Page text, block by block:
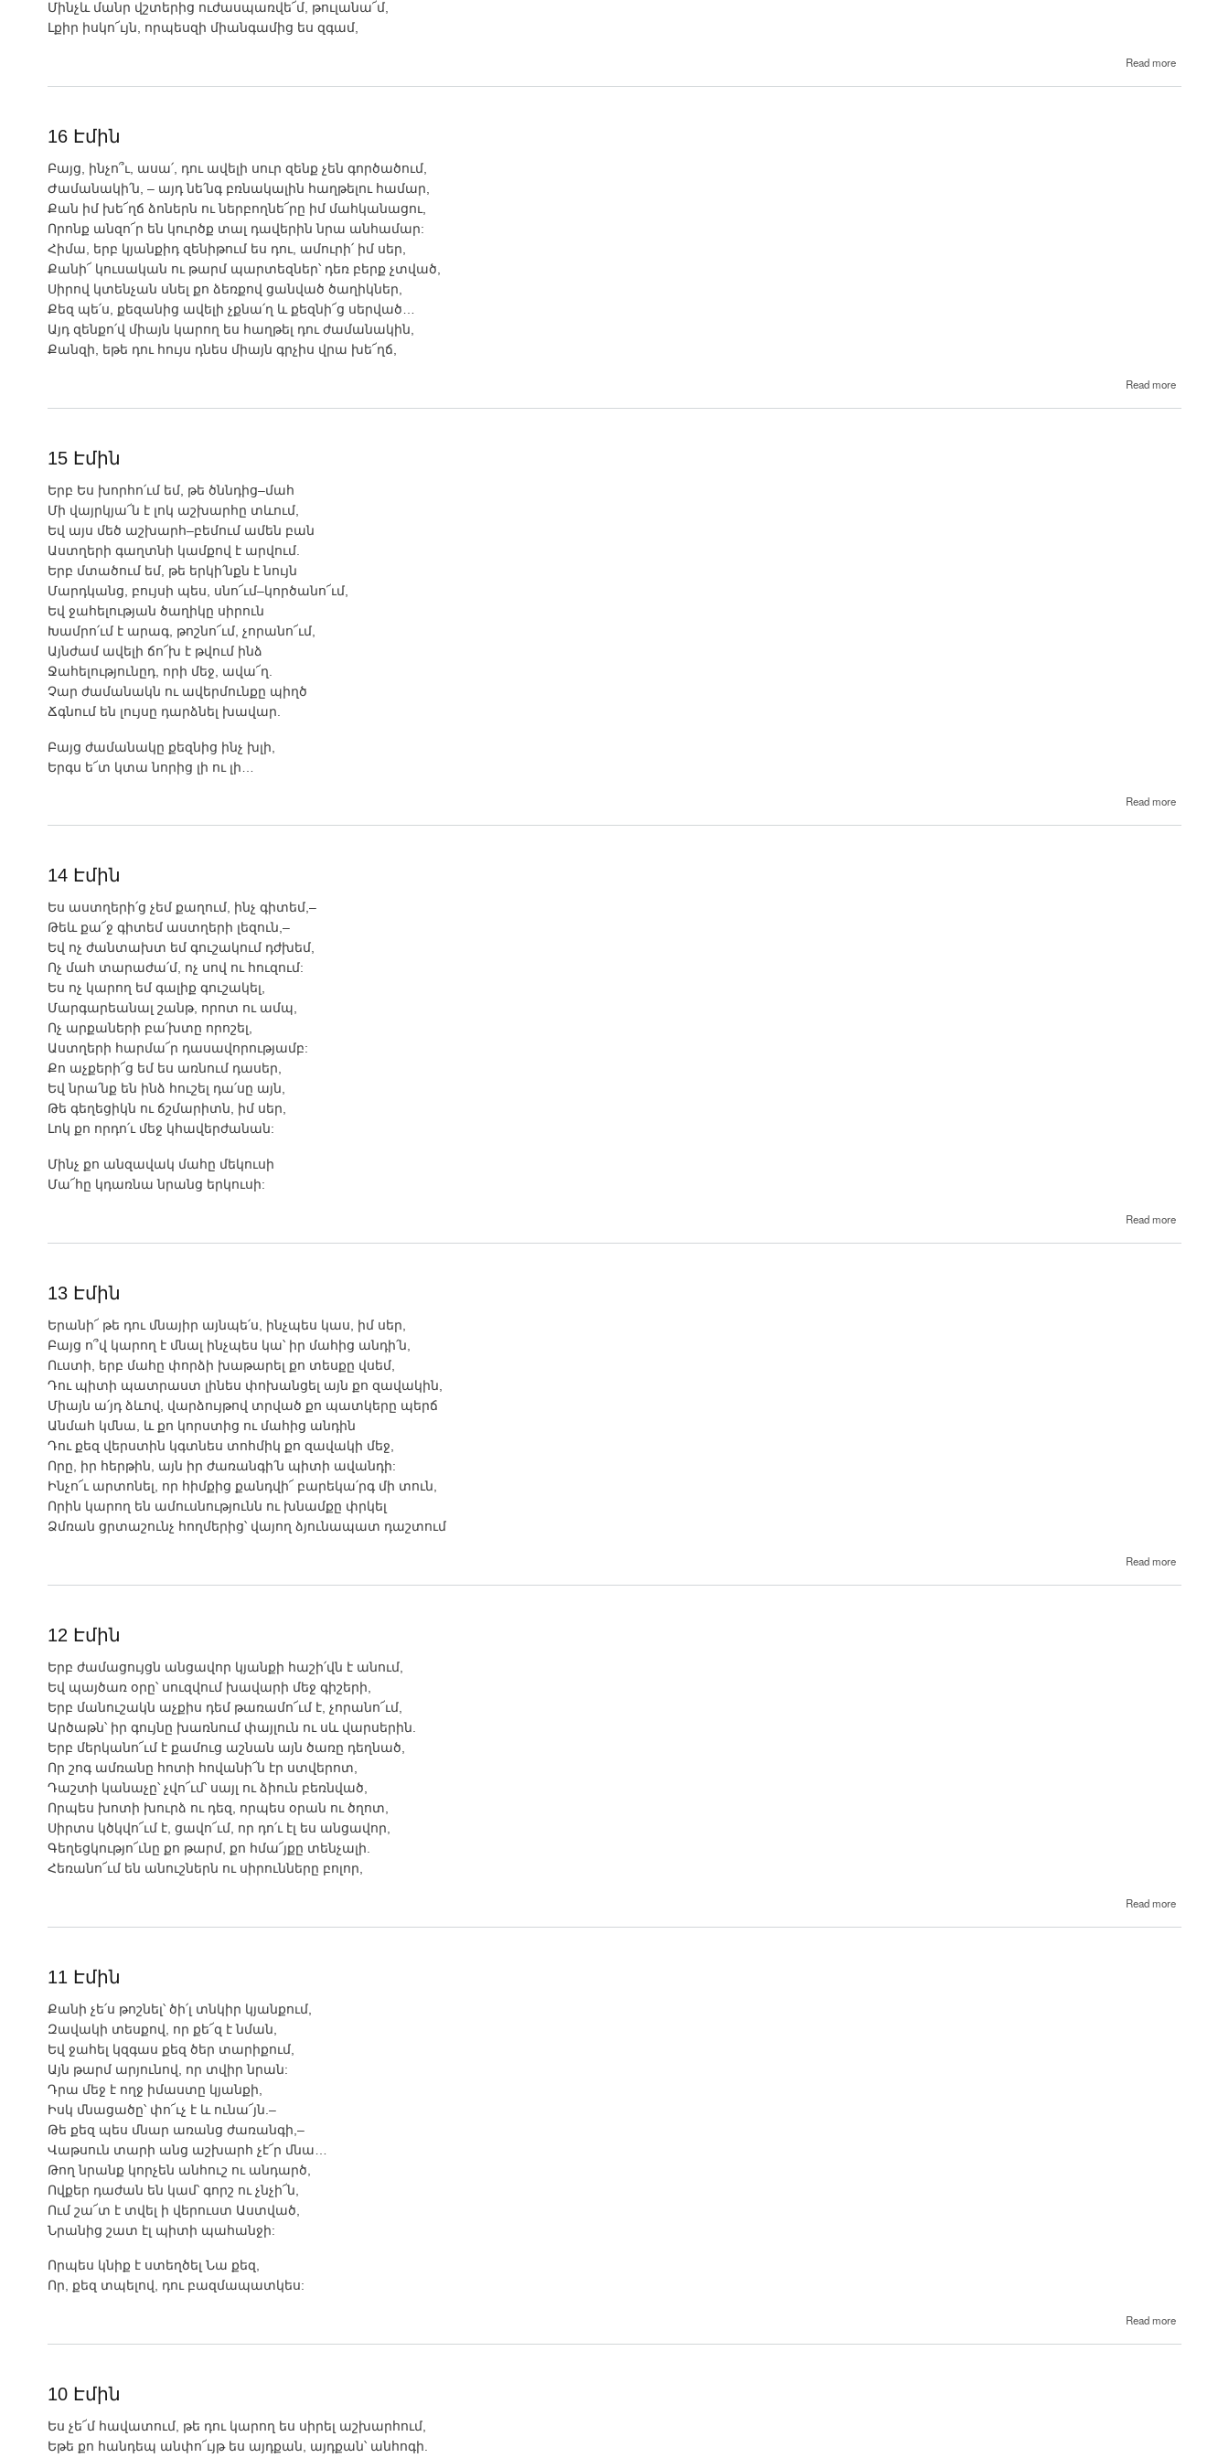
Մինչև մանր վշտերից ուժասպառվե՜մ, թուլանա՜մ,
Լքիր իսկո՜ւյն, որպեսզի միանգամից ես զգամ,
Read more
Էմին
16 Էմին
Բայց, ինչո՞ւ, ասա՛, դու ավելի սուր զենք չեն գործածում,
Ժամանակի՛ն, – այդ նե՛նգ բռնակալին հաղթելու համար,
Քան իմ խե՜ղճ ձոներն ու ներբողնե՜րը իմ մահկանացու,
Որոնք անզո՜ր են կուրծք տալ դավերին նրա անհամար:
Հիմա, երբ կյանքիդ զենիթում ես դու, ամուրի՛ իմ սեր,
Քանի՜ կուսական ու թարմ պարտեզներ՝ դեռ բերք չտված,
Սիրով կտենչան սնել քո ձեռքով ցանված ծաղիկներ,
Քեզ պե՛ս, քեզանից ավելի չքնա՛ղ և քեզնի՜ց սերված…
Այդ զենքո՛վ միայն կարող ես հաղթել դու ժամանակին,
Քանզի, եթե դու հույս դնես միայն գրչիս վրա խե՜ղճ,
Read more
Էմին
15 Էմին
Երբ Ես խորհո՛ւմ եմ, թե ծննդից–մահ
Մի վայրկյա՜ն է լոկ աշխարհը տևում,
Եվ այս մեծ աշխարհ–բեմում ամեն բան
Աստղերի գաղտնի կամքով է արվում.
Երբ մտածում եմ, թե երկի՛նքն է նույն
Մարդկանց, բույսի պես, սնո՜ւմ–կործանո՜ւմ,
Եվ ջահելության ծաղիկը սիրուն
Խամրո՛ւմ է արագ, թոշնո՜ւմ, չորանո՜ւմ,
Այնժամ ավելի ճո՜խ է թվում ինձ
Ջահելությունըդ, որի մեջ, ավա՜ղ.
Չար ժամանակն ու ավերմունքը պիղծ
Ճգնում են լույսը դարձնել խավար.
Բայց ժամանակը քեզնից ինչ խլի,
Երգս ե՜տ կտա նորից լի ու լի…
Read more
Էմին
14 Էմին
Ես աստղերի՛ց չեմ քաղում, ինչ գիտեմ,–
Թեև քա՜ջ գիտեմ աստղերի լեզուն,–
Եվ ոչ ժանտախտ եմ գուշակում դժխեմ,
Ոչ մահ տարաժա՛մ, ոչ սով ու հուզում:
Ես ոչ կարող եմ գալիք գուշակել,
Մարգարեանալ շանթ, որոտ ու ամպ,
Ոչ արքաների բա՛խտը որոշել,
Աստղերի հարմա՜ր դասավորությամբ:
Քո աչքերի՜ց եմ ես առնում դասեր,
Եվ նրա՛նք են ինձ հուշել դա՛սը այն,
Թե գեղեցիկն ու ճշմարիտն, իմ սեր,
Լոկ քո որդո՛ւ մեջ կհավերժանան:
Մինչ քո անզավակ մահը մեկուսի
Մա՜հը կդառնա նրանց երկուսի:
Read more
Էմին
13 Էմին
Երանի՜ թե դու մնայիր այնպե՛ս, ինչպես կաս, իմ սեր,
Բայց ո՞վ կարող է մնալ ինչպես կա՝ իր մահից անդի՛ն,
Ուստի, երբ մահը փորձի խաթարել քո տեսքը վսեմ,
Դու պիտի պատրաստ լինես փոխանցել այն քո զավակին,
Միայն ա՛յդ ձևով, վարձույթով տրված քո պատկերը պերճ
Անմահ կմնա, և քո կորստից ու մահից անդին
Դու քեզ վերստին կգտնես տոհմիկ քո զավակի մեջ,
Որը, իր հերթին, այն իր ժառանգի՛ն պիտի ավանդի:
Ինչո՜ւ արտոնել, որ հիմքից քանդվի՜ բարեկա՛րգ մի տուն,
Որին կարող են ամուսնությունն ու խնամքը փրկել
Ձմռան ցրտաշունչ հողմերից՝ վայող ձյունապատ դաշտում
Read more
Էմին
12 Էմին
Երբ ժամացույցն անցավոր կյանքի հաշի՛վն է անում,
Եվ պայծառ օրը՝ սուզվում խավարի մեջ գիշերի,
Երբ մանուշակն աչքիս դեմ թառամո՜ւմ է, չորանո՜ւմ,
Արծաթն՝ իր գույնը խառնում փայլուն ու սև վարսերին.
Երբ մերկանո՜ւմ է քամուց աշնան այն ծառը դեղնած,
Որ շոգ ամռանը հոտի հովանի՜ն էր ստվերոտ,
Դաշտի կանաչը՝ չվո՜ւմ՝ սայլ ու ձիուն բեռնված,
Որպես խոտի խուրձ ու դեզ, որպես օրան ու ծղոտ,
Սիրտս կծկվո՜ւմ է, ցավո՜ւմ, որ դո՛ւ էլ ես անցավոր,
Գեղեցկությո՜ւնը քո թարմ, քո հմա՜յքը տենչալի.
Հեռանո՜ւմ են անուշներն ու սիրունները բոլոր,
Read more
Էմին
11 Էմին
Քանի չե՛ս թոշնել՝ ծի՛լ տնկիր կյանքում,
Զավակի տեսքով, որ քե՜զ է նման,
Եվ ջահել կզգաս քեզ ծեր տարիքում,
Այն թարմ արյունով, որ տվիր նրան:
Դրա մեջ է ողջ իմաստը կյանքի,
Իսկ մնացածը՝ փո՜ւչ է և ունա՜յն.–
Թե քեզ պես մնար առանց ժառանգի,–
Վաթսուն տարի անց աշխարհ չէ՜ր մնա…
Թող նրանք կորչեն անհուշ ու անդարծ,
Ովքեր դաժան են կամ՝ գորշ ու չնչի՜ն,
Ում շա՜տ է տվել ի վերուստ Աստված,
Նրանից շատ էլ պիտի պահանջի:
Որպես կնիք է ստեղծել Նա քեզ,
Որ, քեզ տպելով, դու բազմապատկես:
Read more
Էմին
10 Էմին
Ես չե՜մ հավատում, թե դու կարող ես սիրել աշխարհում,
Եթե քո հանդեպ անփո՜ւյթ ես այդքան, այդքան՝ անհոգի.